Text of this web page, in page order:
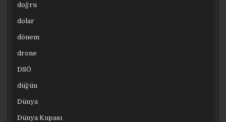
doğru
dolar
dönem
drone
DSÖ
düğün
Dünya
Dünya Kupası